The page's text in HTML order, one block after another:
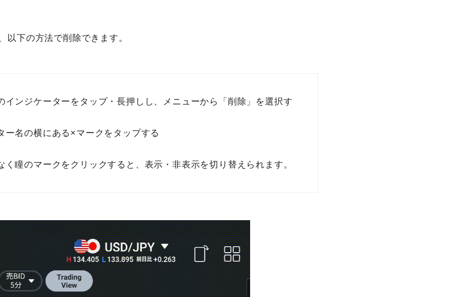
以下の方法で削除できます。
インジケーターをタップ・長押しし、メニューから「削除」を選択す
ー名の横にある×マークをタップする
く瞳のマークをクリックすると、表示・非表示を切り替えられます。